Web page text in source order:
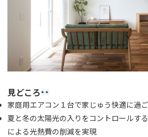
見どころ
家庭用エアコン１台で家じゅう快適に過
夏と冬の太陽光の入りをコントロールす
による光熱費の削減を実現